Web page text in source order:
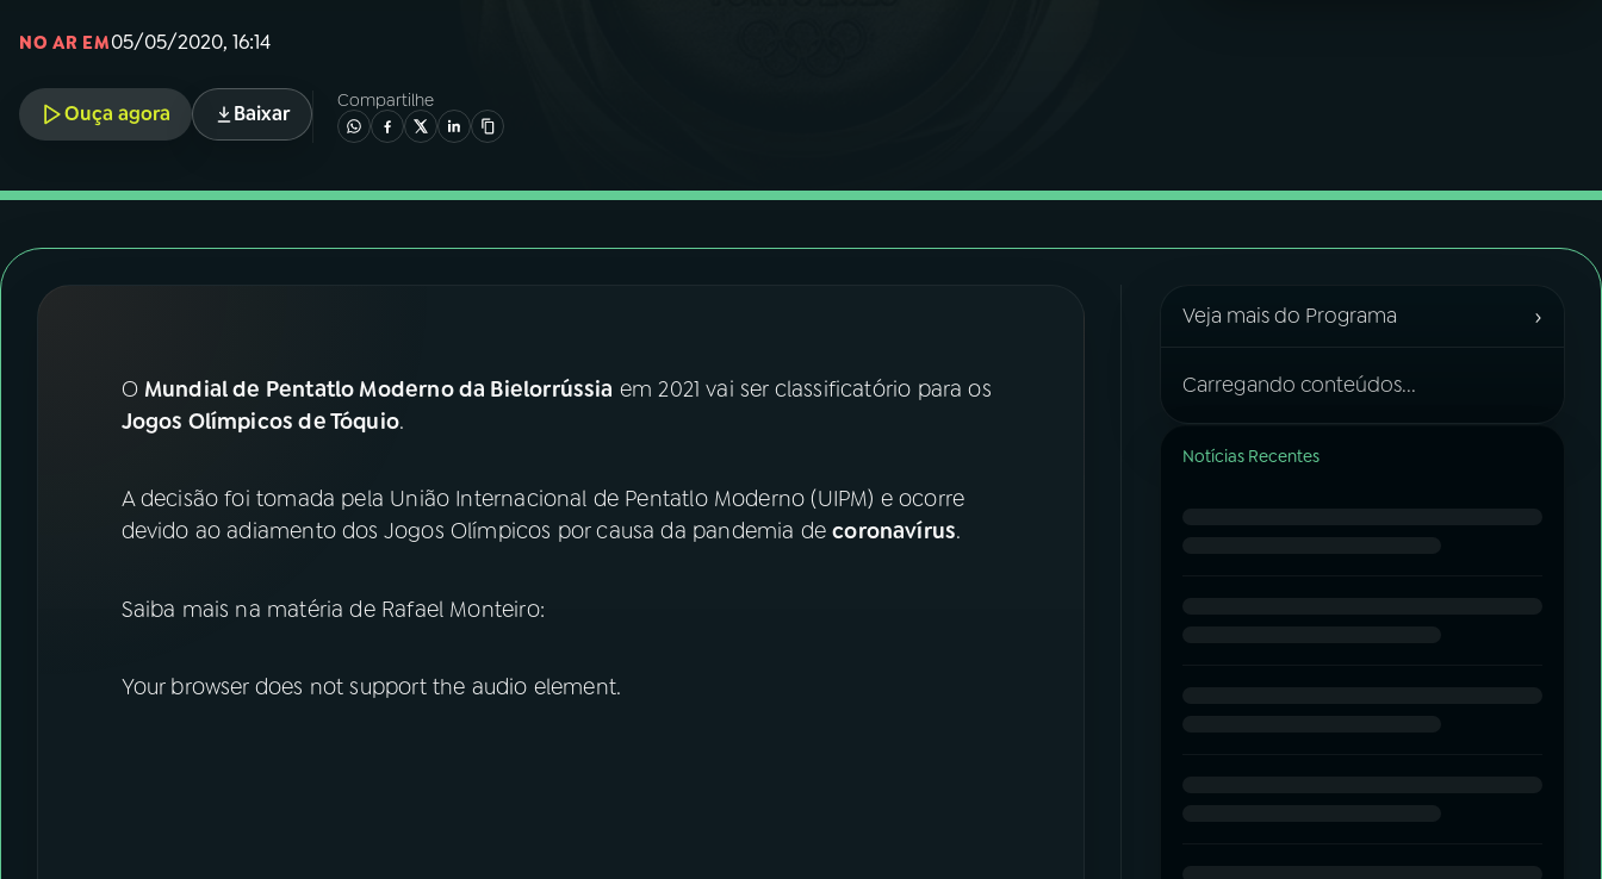
ACOMPANHE A RÁDIO NACIONAL
Instagram X
NO AR EM05/05/2020, 16:14
Ouça agora Baixar
Compartilhe
O Mundial de Pentatlo Moderno da Bielorrússia em 2021 vai ser classificatório para os
Jogos Olímpicos de Tóquio.
A decisão foi tomada pela União Internacional de Pentatlo Moderno (UIPM) e ocorre
devido ao adiamento dos Jogos Olímpicos por causa da pandemia decoronavírus.
Saiba mais na matéria de Rafael Monteiro:
Your browser does not support the audio element.
Veja mais do Programa ›
Carregando conteúdos...
Notícias Recentes